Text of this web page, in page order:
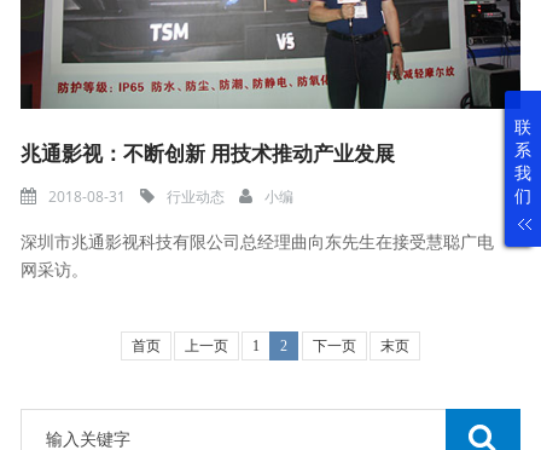
兆通影视：不断创新 用技术推动产业发展
2018-08-31 行业动态 小编
深圳市兆通影视科技有限公司总经理曲向东先生在接受慧聪广电
网采访。
首页 上一页 1 2 下一页 末页
联
系
我
们